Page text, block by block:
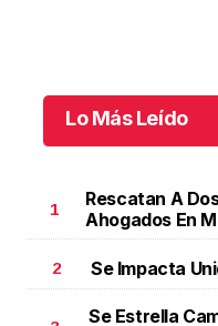
Una emotiva jubilación en
emotiva jubilación en
Lo Más Leído
1
Rescatan A
Ahogados En
2 Se Impacta
Se Estrella